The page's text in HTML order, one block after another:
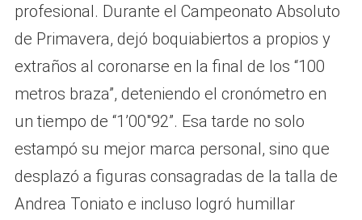
profesional. Durante el Campeonato Absoluto
de Primavera, dejó boquiabiertos a propios y
extraños al coronarse en la final de los “100
metros braza”, deteniendo el cronómetro en
un tiempo de “1’00″92”. Esa tarde no solo
estampó su mejor marca personal, sino que
desplazó a figuras consagradas de la talla de
Andrea Toniato e incluso logró humillar